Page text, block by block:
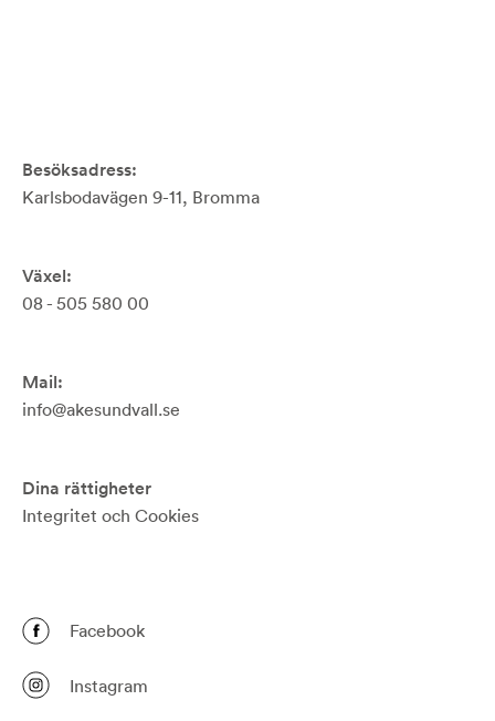
Besöksadress:
Karlsbodavägen 9-11, Bromma
Växel:
08 - 505 580 00
Mail:
info@akesundvall.se
Dina rättigheter
Integritet och Cookies
Facebook
Instagram